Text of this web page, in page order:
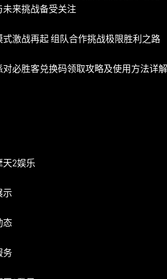
未来挑战备受关注
式激战再起 组队合作挑战极限胜利之路
对必胜客兑换码领取攻略及使用方法详解
天2娱乐
示
态
务